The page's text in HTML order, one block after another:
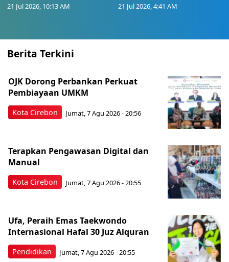
21 Jul 2026, 10:13 AM 21 Jul 2026, 4:41 AM
Berita Terkini
Kota Cirebon
OJK Dorong Perbankan Perkuat
Pembiayaan UMKM
Jumat, 7 Agu 2026 - 20:56
Kota Cirebon
Terapkan Pengawasan Digital dan
Manual
Jumat, 7 Agu 2026 - 20:55
Pendidikan
Ufa, Peraih Emas Taekwondo
Internasional Hafal 30 Juz Alquran
Jumat, 7 Agu 2026 - 20:55